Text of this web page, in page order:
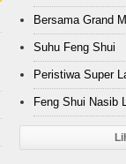
Bersama Grand
Suhu Feng Shui
Peristiwa Super
Feng Shui Nasib